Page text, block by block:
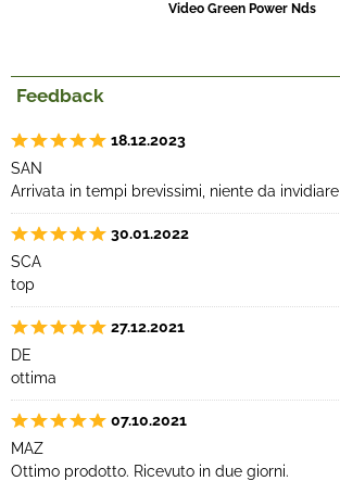
Video Green Power Nds
Feedback
18.12.2023
SAN
Arrivata in tempi brevissimi, niente da
30.01.2022
SCA
top
27.12.2021
DE
ottima
07.10.2021
MAZ
Ottimo prodotto. Ricevuto in due giorni.